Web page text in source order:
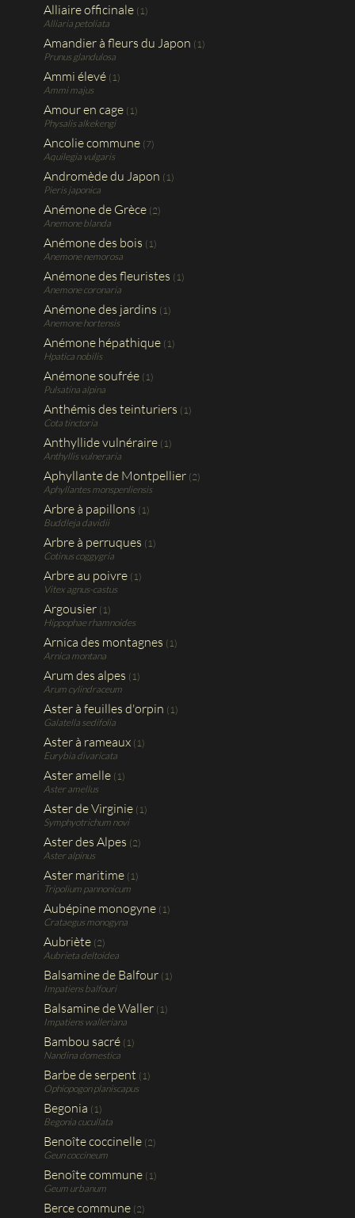
Alliaire officinale (1)
Alliaria petoliata
Amandier à fleurs du Japon (1)
Prunus glandulosa
Ammi élevé (1)
Ammi majus
Amour en cage (1)
Physalis alkekengi
Ancolie commune (7)
Aquilegia vulgaris
Andromède du Japon (1)
Pieris japonica
Anémone de Grèce (2)
Anemone blanda
Anémone des bois (1)
Anemone nemorosa
Anémone des fleuristes (1)
Anemone coronaria
Anémone des jardins (1)
Anemone hortensis
Anémone hépathique (1)
Hpatica nobilis
Anémone soufrée (1)
Pulsatina alpina
Anthémis des teinturiers (1)
Cota tinctoria
Anthyllide vulnéraire (1)
Anthyllis vulneraria
Aphyllante de Montpellier (2)
Aphyllantes monspenliensis
Arbre à papillons (1)
Buddleja davidii
Arbre à perruques (1)
Cotinus coggygria
Arbre au poivre (1)
Vitex agnus-castus
Argousier (1)
Hippophae rhamnoides
Arnica des montagnes (1)
Arnica montana
Arum des alpes (1)
Arum cylindraceum
Aster à feuilles d'orpin (1)
Galatella sedifolia
Aster à rameaux (1)
Eurybia divaricata
Aster amelle (1)
Aster amellus
Aster de Virginie (1)
Symphyotrichum novi
Aster des Alpes (2)
Aster alpinus
Aster maritime (1)
Tripolium pannonicum
Aubépine monogyne (1)
Crataegus monogyna
Aubriète (2)
Aubrieta deltoidea
Balsamine de Balfour (1)
Impatiens balfouri
Balsamine de Waller (1)
Impatiens walleriana
Bambou sacré (1)
Nandina domestica
Barbe de serpent (1)
Ophiopogon planiscapus
Begonia (1)
Begonia cucullata
Benoîte coccinelle (2)
Geun coccineum
Benoîte commune (1)
Geum urbanum
Berce commune (2)